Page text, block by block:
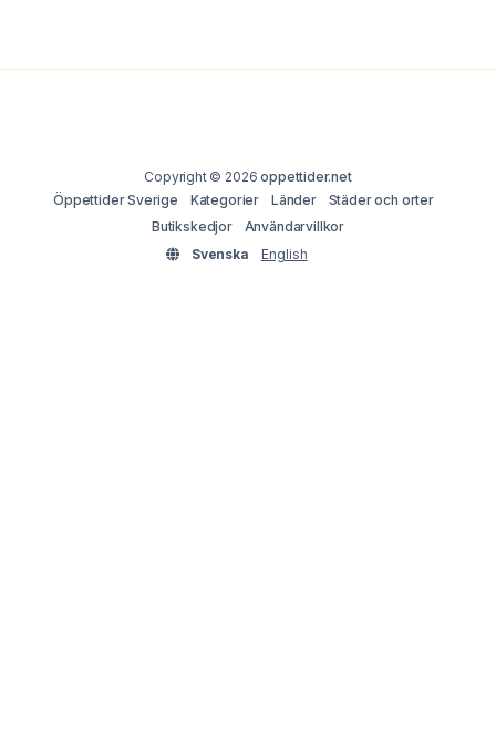
Copyright © 2026oppettider.net
Öppettider Sverige
Kategorier Länder
Städer och orter
Butikskedjor
Användarvillkor
Svenska
English